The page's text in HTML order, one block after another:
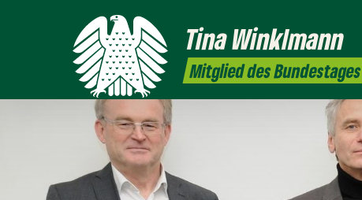
TinaWinklmann
Mitglied des Bundestages